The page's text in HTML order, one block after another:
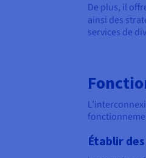
De plus, il
ainsi des
services de
Établir